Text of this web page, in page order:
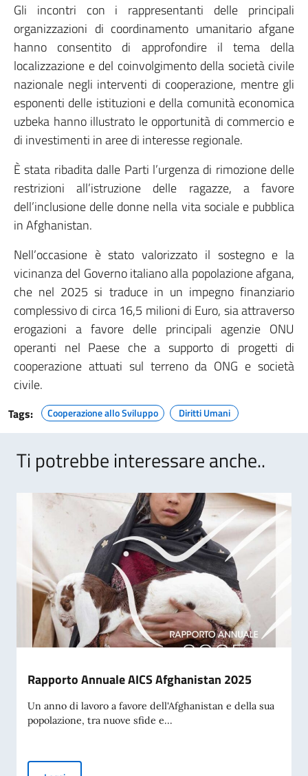
Gli incontri con i rappresentanti delle principali
organizzazioni di coordinamento umanitario afgane
hanno consentito di approfondire il tema della
localizzazione e del coinvolgimento della società civile
nazionale negli interventi di cooperazione, mentre gli
esponenti delle istituzioni e della comunità economica
uzbeka hanno illustrato le opportunità di commercio e
di investimenti in aree di interesse regionale.
È stata ribadita dalle Parti l’urgenza di rimozione delle
restrizioni all’istruzione delle ragazze, a favore
dell’inclusione delle donne nella vita sociale e pubblica
in Afghanistan.
Nell’occasione è stato valorizzato il sostegno e la
vicinanza del Governo italiano alla popolazione afgana,
che nel 2025 si traduce in un impegno finanziario
complessivo di circa 16,5 milioni di Euro, sia attraverso
erogazioni a favore delle principali agenzie ONU
operanti nel Paese che a supporto di progetti di
cooperazione attuati sul terreno da ONG e società
civile.
Tags: Cooperazione allo Sviluppo Diritti Umani
Ti potrebbe interessare anche..
Rapporto Annuale AICS Afghanistan 2025
Un anno di lavoro a favore dell'Afghanistan e della sua
popolazione, tra nuove sfide e...